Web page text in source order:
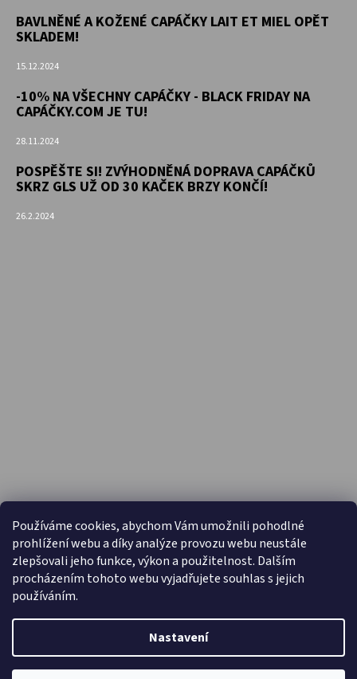
Používáme cookies, abychom Vám umožnili pohodlné
prohlížení webu a díky analýze provozu webu neustále
zlepšovali jeho funkce, výkon a použitelnost. Dalším
procházením tohoto webu vyjadřujete souhlas s jejich
používáním.
Nastavení
BAVLNĚNÉ A KOŽENÉ CAPÁČKY LAIT ET MIEL OPĚT
SKLADEM!
15.12.2024
-10% NA VŠECHNY CAPÁČKY - BLACK FRIDAY NA
CAPÁČKY.COM JE TU!
28.11.2024
POSPĚŠTE SI! ZVÝHODNĚNÁ DOPRAVA CAPÁČKŮ
SKRZ GLS UŽ OD 30 KAČEK BRZY KONČÍ!
26.2.2024
PŘIJÍMÁME ONLINE PLATBY
Vytvořil Shoptet
Copyright 2026Capáčky.com. Všechna práva vyhrazena.